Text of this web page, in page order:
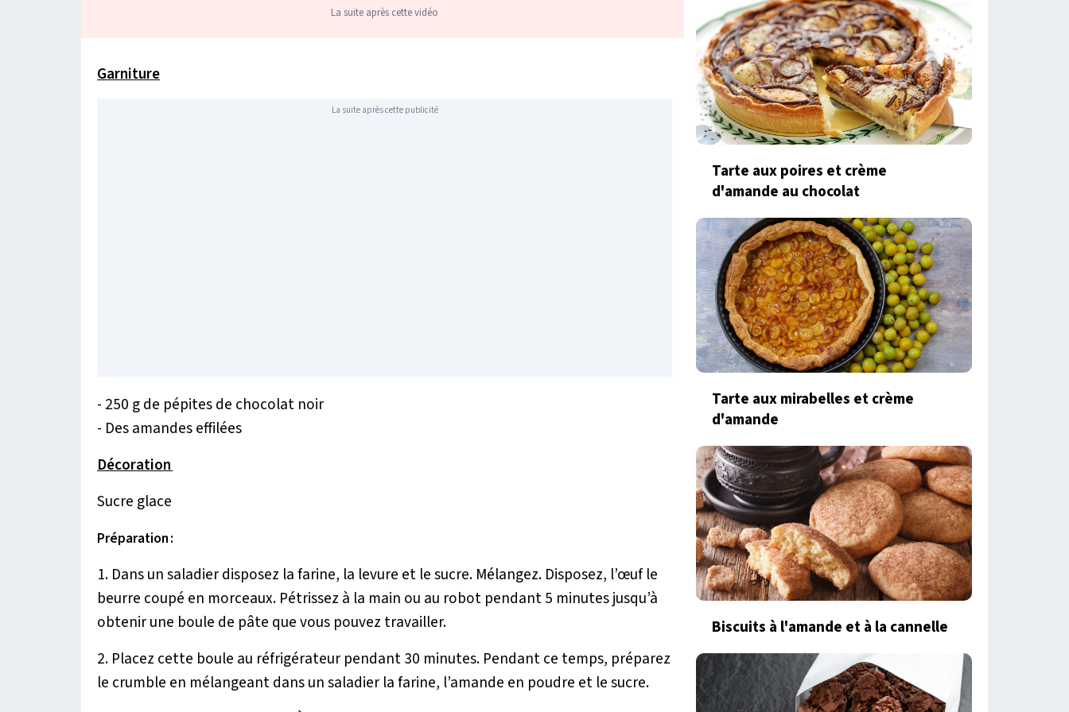
La suite après cette vidéo
Garniture
La suite après cette publicité
- 250 g de pépites de chocolat noir
- Des amandes effilées
Décoration
Sucre glace
Préparation :
1. Dans un saladier disposez la farine, la levure et le sucre. Mélangez. Disposez, l’œuf le
beurre coupé en morceaux. Pétrissez à la main ou au robot pendant 5 minutes jusqu’à
obtenir une boule de pâte que vous pouvez travailler.
2. Placez cette boule au réfrigérateur pendant 30 minutes. Pendant ce temps, préparez
le crumble en mélangeant dans un saladier la farine, l’amande en poudre et le sucre.
Tarte aux poires et crème
d'amande au chocolat
Tarte aux mirabelles et crème
d'amande
Biscuits à l'amande et à la cannelle